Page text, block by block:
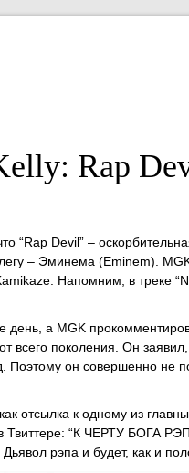
Rap
“Rap Devil” –
– Эминема (Eminem).
Напомним, в треке
день, а MGK
всего поколения. Он
Поэтому он совершенно не
отсылка к одному из
Твиттере: “К ЧЕРТУ БОГА
рэпа и будет, как и